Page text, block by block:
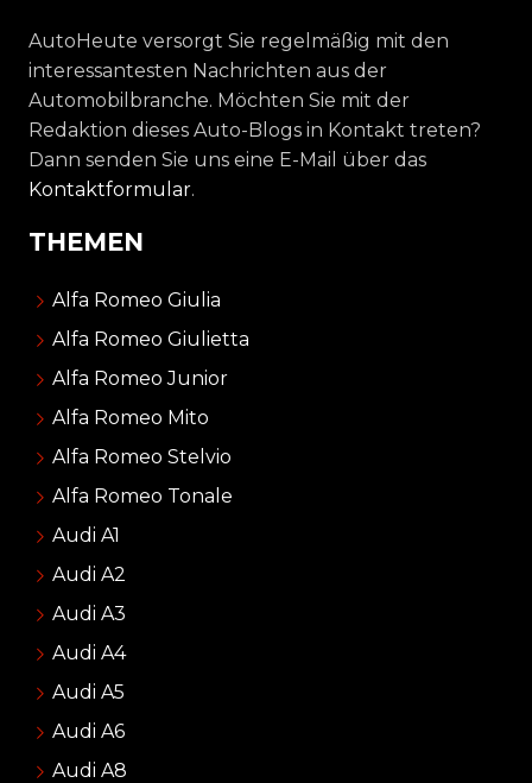
AutoHeute versorgt Sie regelmäßig mit den
interessantesten Nachrichten aus der
Automobilbranche. Möchten Sie mit der
Redaktion dieses Auto-Blogs in Kontakt treten?
Dann senden Sie uns eine E-Mail über das
Kontaktformular.
THEMEN
Alfa Romeo Giulia
Alfa Romeo Giulietta
Alfa Romeo Junior
Alfa Romeo Mito
Alfa Romeo Stelvio
Alfa Romeo Tonale
Audi A1
Audi A2
Audi A3
Audi A4
Audi A5
Audi A6
Audi A8